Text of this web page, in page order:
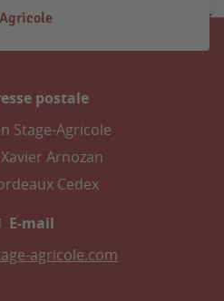
postale
Stage-Agricole
Arnozan
Cedex
E-mail
agricole.com